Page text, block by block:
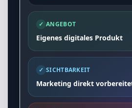
✓ ANGEBOT
Eigenes digitales Produkt
✓ SICHTBARKEIT
Marketing direkt